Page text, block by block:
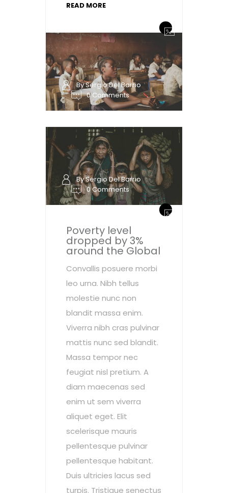
READ MORE
By Sergio Del Barrio
0 Comments
By Sergio Del Barrio
0 Comments
Poverty level
dropped by 3%
around the Global
Convallis posuere morbi
leo urna. Nibh tellus
molestie nunc non
blandit massa enim.
Viverra nibh cras pulvinar
mattis nunc sed blandit.
Massa tempor nec
feugiat nisl pretium. A
diam maecenas sed
enim ut sem viverra
aliquet eget. Elit
scelerisque mauris
pellentesque pulvinar
pellentesque habitant.
Duis ultricies lacus sed
turpis. Tristique senectus